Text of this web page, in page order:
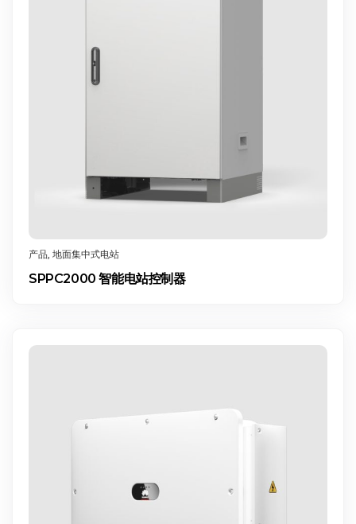
产品 地面集中式电站
SPPC2000 智能电站控制器